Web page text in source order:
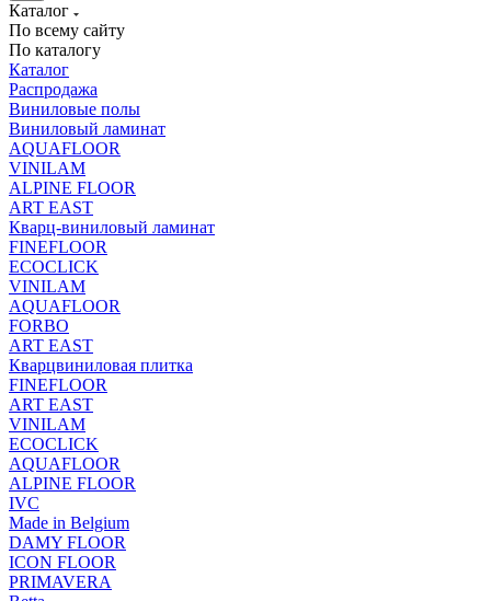
Каталог
По всему сайту
По каталогу
Каталог
Распродажа
Виниловые полы
Виниловый ламинат
AQUAFLOOR
VINILAM
ALPINE FLOOR
ART EAST
Кварц-виниловый ламинат
FINEFLOOR
ECOCLICK
VINILAM
AQUAFLOOR
FORBO
ART EAST
Кварцвиниловая плитка
FINEFLOOR
ART EAST
VINILAM
ECOCLICK
AQUAFLOOR
ALPINE FLOOR
IVC
Made in Belgium
DAMY FLOOR
ICON FLOOR
PRIMAVERA